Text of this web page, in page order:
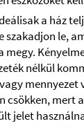
a ház
szakadjon le,
nélkül
mennyezet
csökken, mert
jelet